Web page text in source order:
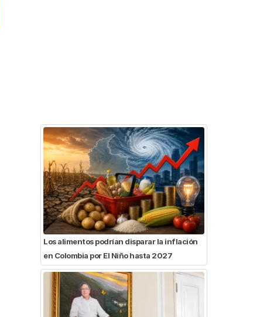
Los alimentos podrían disparar la inflación
en Colombia por El Niño hasta 2027